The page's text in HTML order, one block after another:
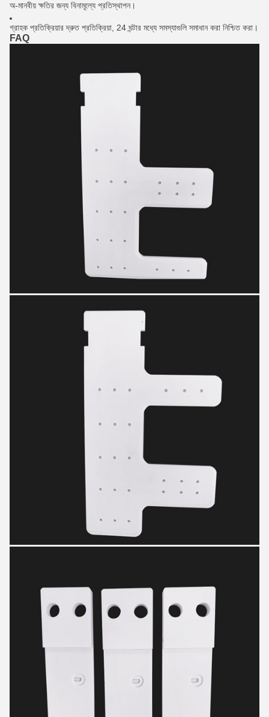
অ-মানবীয় ক্ষতির জন্য বিনামূল্যে প্রতিস্থাপন।
গ্রাহক প্রতিক্রিয়ার দ্রুত প্রতিক্রিয়া, 24 ঘন্টার মধ্যে সমস্যাগুলি সমাধান করা নিশ্চিত করা।
FAQ